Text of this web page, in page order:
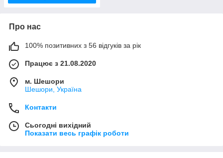
Про нас
100% позитивних з 56 відгуків за рік
Працює з 21.08.2020
м. Шешори
Шешори, Україна
Контакти
Сьогодні вихідний
Показати весь графік роботи